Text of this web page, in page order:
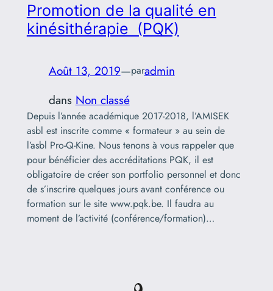
Promotion de la qualité en
kinésithérapie (PQK)
Août 13, 2019—paradmin
dans Non classé
Depuis l’année académique 2017-2018, l’AMISEK
asbl est inscrite comme « formateur » au sein de
l’asbl Pro-Q-Kine. Nous tenons à vous rappeler que
pour bénéficier des accréditations PQK, il est
obligatoire de créer son portfolio personnel et donc
de s’inscrire quelques jours avant conférence ou
formation sur le site www.pqk.be. Il faudra au
moment de l’activité (conférence/formation)…